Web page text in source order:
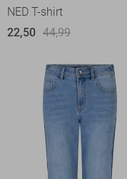
NED T-shirt
22,50 44,99